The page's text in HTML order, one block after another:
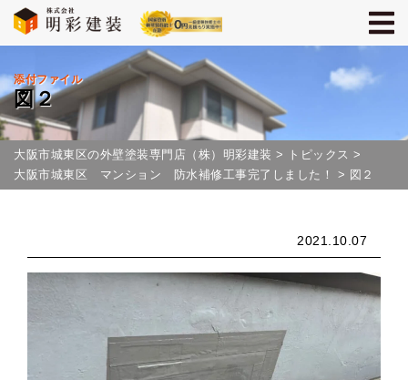
添付ファイル
図２
大阪市城東区の外壁塗装専門店（株）明彩建装 > トピックス >
大阪市城東区 マンション 防水補修工事完了しました！
> 図２
2021.10.07